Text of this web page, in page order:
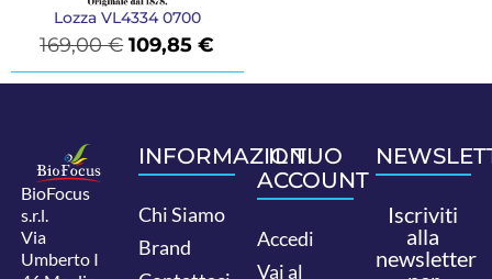
Lozza VL4334 0700
169,00€ 109,85€
BioFocus
s.r.l.
Via
Umberto I
INFORMAZIONI
Chi Siamo
Brand
IL TUO
ACCOUNT
Accedi
Vai al
Iscriviti
alla
newsletter